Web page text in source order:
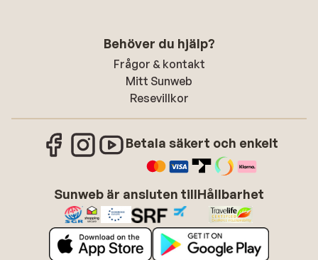
Behöver du hjälp?
Frågor & kontakt
Mitt Sunweb
Resevillkor
Betala säkert och enkelt
Sunweb är ansluten tillHållbarhet